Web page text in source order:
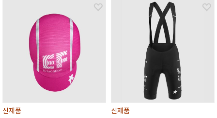
신제품 신제품